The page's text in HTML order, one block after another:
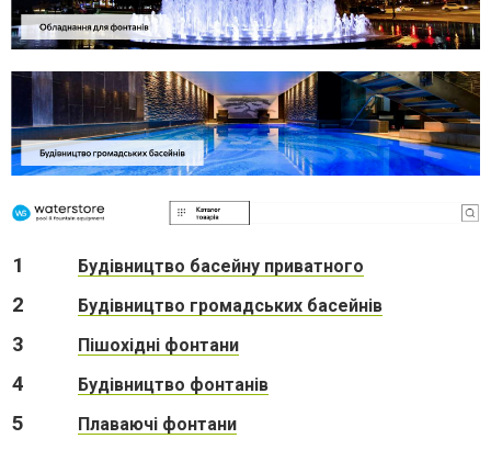
1 Будівництво басейну приватного
2 Будівництво громадських басейнів
3 Пішохідні фонтани
4 Будівництво фонтанів
5 Плаваючі фонтани